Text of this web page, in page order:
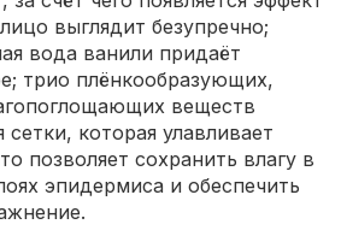
выглядит безупречно;
вода ванили придаёт
трио плёнкообразующих,
веществ
которая улавливает
позволяет сохранить влагу в
эпидермиса и обеспечить